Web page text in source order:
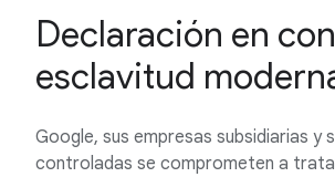
Declaración en
esclavitud
Google, sus empresas subsidiarias y
controladas se comprometen a